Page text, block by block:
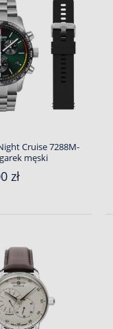
Cruise 7288M-
męski
zł